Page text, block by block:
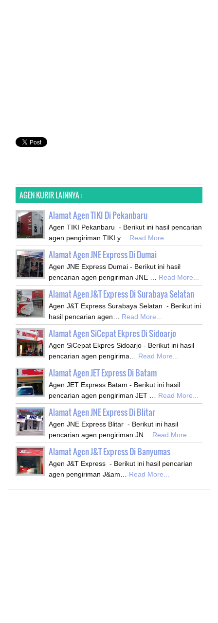
AGEN KURIR LAINNYA :
Alamat Agen TIKI Di Pekanbaru
Agen TIKI Pekanbaru - Berikut ini hasil pencarian
agen pengiriman TIKI y… Read More...
Alamat Agen JNE Express Di Dumai
Agen JNE Express Dumai - Berikut ini hasil
pencarian agen pengiriman JNE … Read More...
Alamat Agen J&T Express Di Surabaya Selatan
Agen J&T Express Surabaya Selatan - Berikut ini
hasil pencarian agen… Read More...
Alamat Agen SiCepat Ekpres Di Sidoarjo
Agen SiCepat Ekpres Sidoarjo - Berikut ini hasil
pencarian agen pengirima… Read More...
Alamat Agen JET Express Di Batam
Agen JET Express Batam - Berikut ini hasil
pencarian agen pengiriman JET … Read More...
Alamat Agen JNE Express Di Blitar
Agen JNE Express Blitar - Berikut ini hasil
pencarian agen pengiriman JN… Read More...
Alamat Agen J&T Express Di Banyumas
Agen J&T Express - Berikut ini hasil pencarian
agen pengiriman J&am… Read More...